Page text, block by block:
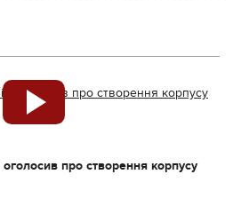
про створення корпусу